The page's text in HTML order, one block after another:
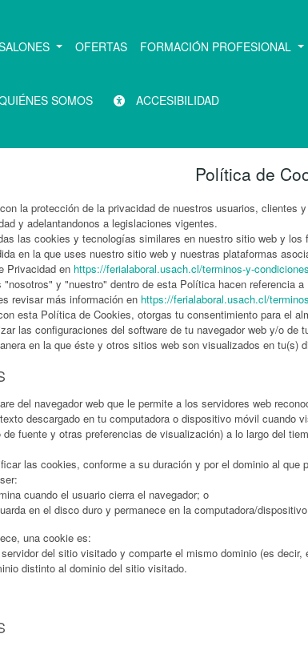
OFERTAS FORMACIÓN PROFESIONAL
SOMOS ACCESIBILIDAD
Política de
la protección de la privacidad de nuestros usuarios,
y adelantandonos a legislaciones vigentes.
las cookies y tecnologías similares en nuestro sitio web y
en la que uses nuestro sitio web y nuestras plataformas
Privacidad en https://ferialaboral.usach.cl/terminos-y-
y "nuestro" dentro de esta Política hacen referencia
revisar más información en https://ferialaboral.usach.cl/
esta Política de Cookies, otorgas tu consentimiento para el
las configuraciones del software de tu navegador web y/o
en la que éste y otros sitios web son visualizados en
del navegador web que le permite a los servidores web
descargado en tu computadora o dispositivo móvil
fuente y otras preferencias de visualización) a lo largo del
las cookies, conforme a su duración y por el dominio al que
cuando el usuario cierra el navegador; o
en el disco duro y permanece en la computadora/
una cookie es:
del sitio visitado y comparte el mismo dominio (es decir,
distinto al dominio del sitio visitado.